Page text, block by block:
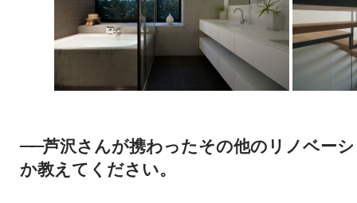
──芦沢さんが携わったその他のリノベー
か教えてください。